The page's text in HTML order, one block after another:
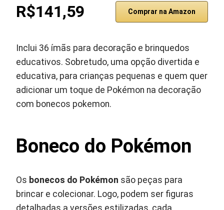
R$141,59 Comprar na Amazon
Inclui 36 ímãs para decoração e brinquedos
educativos. Sobretudo, uma opção divertida e
educativa, para crianças pequenas e quem quer
adicionar um toque de Pokémon na decoração
com bonecos pokemon.
Boneco do Pokémon
Os bonecos do Pokémon são peças para
brincar e colecionar. Logo, podem ser figuras
detalhadas a versões estilizadas, cada